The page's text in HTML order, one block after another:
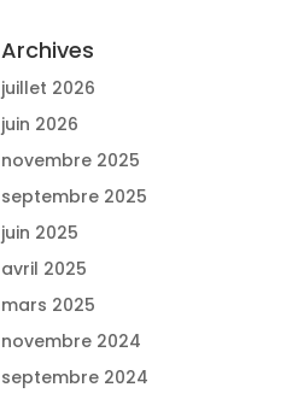
Archives
juillet 2026
juin 2026
novembre 2025
septembre 2025
juin 2025
avril 2025
mars 2025
novembre 2024
septembre 2024